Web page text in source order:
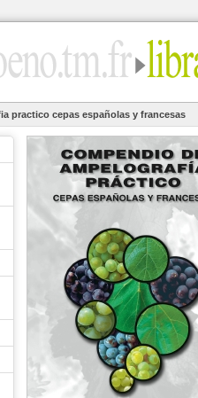
practico cepas españolas y francesas